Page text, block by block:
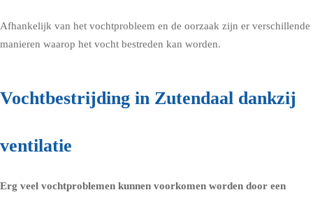
Afhankelijk van het vochtprobleem en de oorzaak zijn er verschillende
manieren waarop het vocht bestreden kan worden.
Vochtbestrijding in Zutendaal dankzij
ventilatie
Erg veel vochtproblemen kunnen voorkomen worden door een